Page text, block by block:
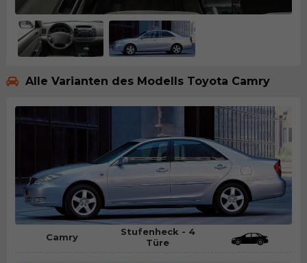
Alle Varianten des Modells Toyota Camry
Camry
Stufenheck - 4
Türe